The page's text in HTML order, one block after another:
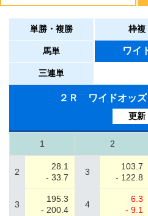
単勝・複勝 枠複
馬単 ワイ
三連単
２Ｒ ワイドオッ
更新
1 2
2
28.1
- 33.7
3
103.7
- 122.8
3
195.3
- 200.4
4
6.3
- 9.1